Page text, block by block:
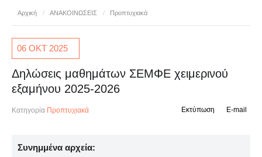
Αρχική / ΑΝΑΚΟΙΝΩΣΕΙΣ / Προπτυχιακά
06 ΟΚΤ 2025
Δηλώσεις μαθημάτων ΣΕΜΦΕ χειμερινού
εξαμήνου 2025-2026
Κατηγορία Προπτυχιακά E-mail
Εκτύπωση
Συνημμένα αρχεία: